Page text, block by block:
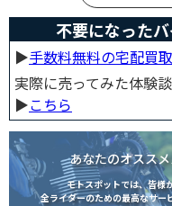
不要になった
▶︎手数料無料の宅配買取
実際に売ってみた体験談
▶︎こちら
あなたのオスス
モトスポットでは、皆様
全ライダーのための最高なサー